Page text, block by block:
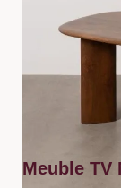
Meuble TV